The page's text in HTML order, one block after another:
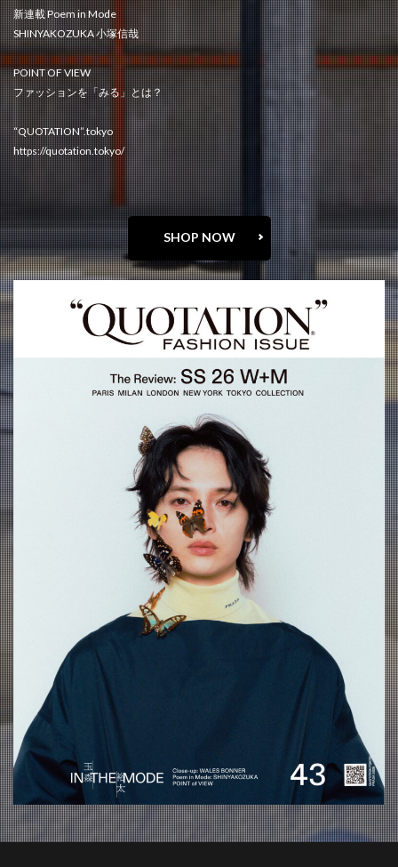
新連載 Poem in Mode
SHINYAKOZUKA 小塚信哉
POINT OF VIEW
ファッションを「みる」とは？
“QUOTATION”.tokyo
https://quotation.tokyo/
SHOP NOW